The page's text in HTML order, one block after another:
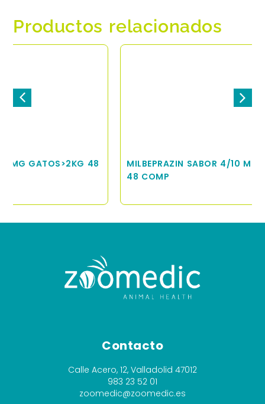
Productos relacionados
MILBEPRAZIN SABOR 4/10 MG GATOS 0,5-2 KG
Contacto
Calle Acero, 12, Valladolid 47012
983 23 52 01
zoomedic@zoomedic.es